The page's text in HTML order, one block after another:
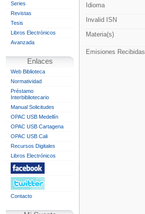
Series
Revistas
Tesis
Libros Electrónicos
Avanzada
Enlaces
Web Biblioteca
Normatividad
Préstamo
Interbibliotecario
Manual Solicitudes
OPAC USB Medellín
OPAC USB Cartagena
OPAC USB Cali
Recursos Digitales
Libros Electrónicos
Contacto
Idioma
Invalid ISN
Materia(s)
Emisiones Recibidas